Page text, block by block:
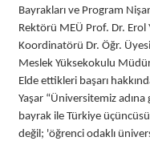
Bayrakları ve Program
Rektörü MEÜ Prof. Dr. Erol
Koordinatörü Dr. Öğr.
Meslek Yüksekokulu
Elde ettikleri başarı
Yaşar “Üniversitemiz
bayrak ile Türkiye
değil; 'öğrenci odaklı